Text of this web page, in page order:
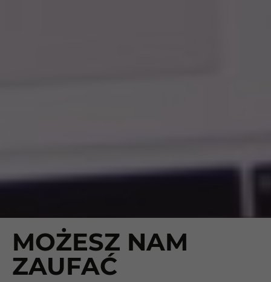
MOŻESZ NAM
ZAUFAĆ